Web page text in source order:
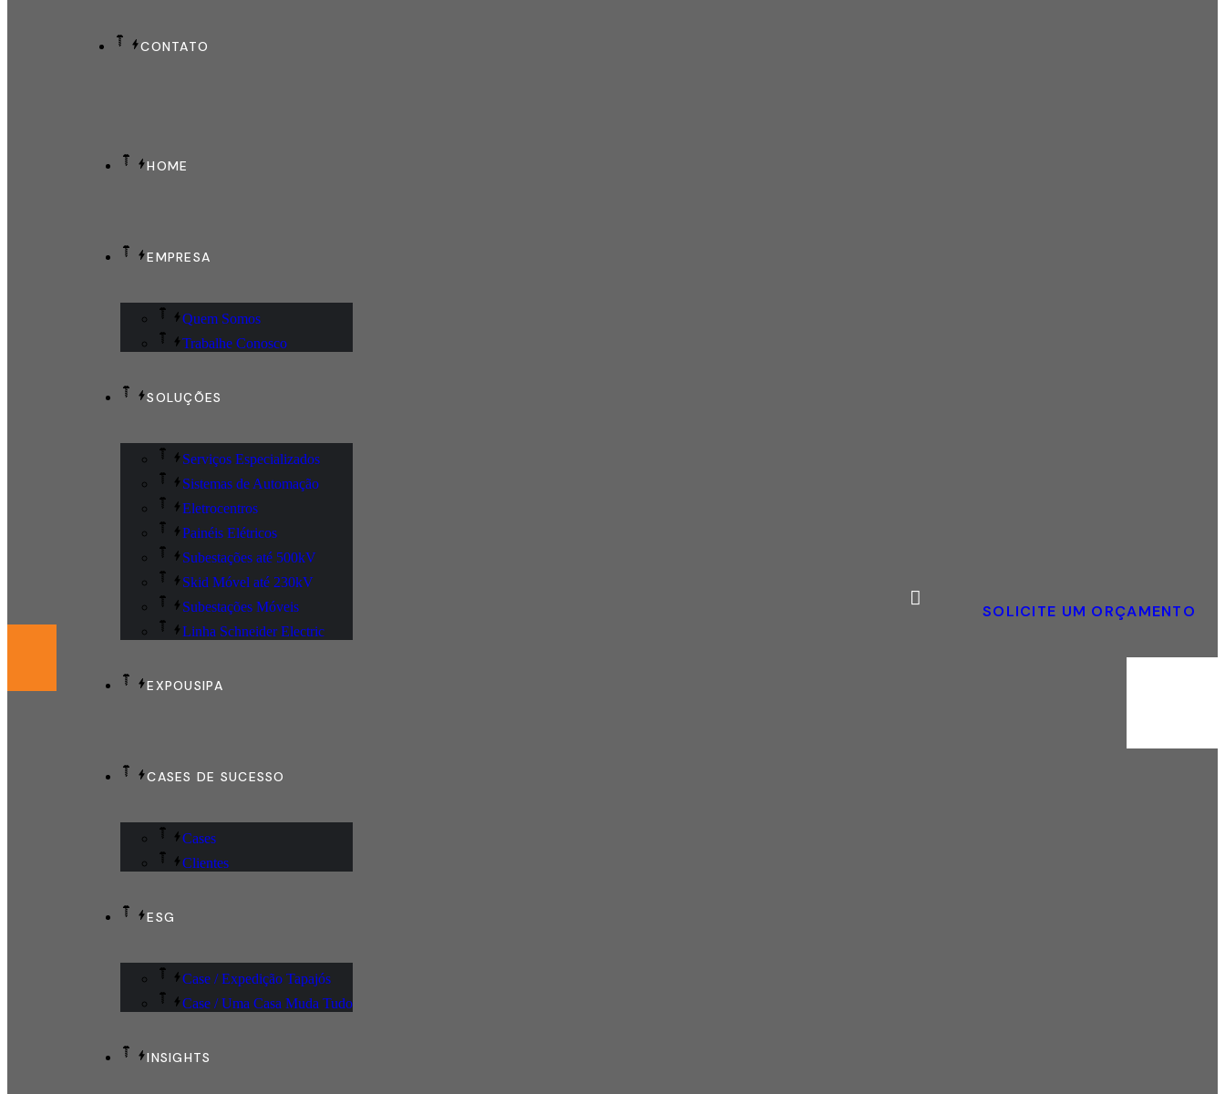
CONTATO
HOME
EMPRESA
Quem Somos
Trabalhe Conosco
SOLUÇÕES
Serviços Especializados
Sistemas de Automação
Eletrocentros
Painéis Elétricos
Subestações até 500kV
Skid Móvel até 230kV
Subestações Móveis
Linha Schneider Electric
EXPOUSIPA
CASES DE SUCESSO
Cases
Clientes
ESG
Case / Expedição Tapajós
Case / Uma Casa Muda Tudo
INSIGHTS
SOLICITE UM ORÇAMENTO